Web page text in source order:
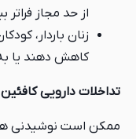
از حد مجاز فراتر
زنان باردار،
کاهش دهند یا
تداخلات دارویی کافئین
ممکن است نوشیدنی